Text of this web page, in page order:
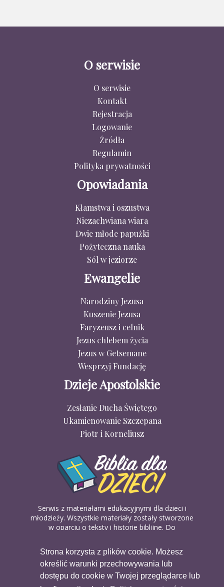
Strona korzysta z plików cookie. Możesz
określić warunki przechowywania lub
dostępu do cookie w Twojej przeglądarce lub
O serwisie
O serwisie
Kontakt
Rejestracja
Logowanie
Źródła
Regulamin
Polityka prywatności
Opowiadania
Kłamstwa i oszustwa
Niezachwiana wiara
Dwie młode papużki
Pożyteczna nauka
Sól w jeziorze
Ewangelie
Narodziny Jezusa
Kuszenie Jezusa
Faryzeusz i celnik
Jezus chlebem życia
Jezus w Getsemane
Wesprzyj Fundację
Dzieje Apostolskie
Zesłanie Ducha Świętego
Ukamienowanie Szczepana
Piotr i Korneliusz
Serwis z materiałami edukacyjnymi dla dzieci i
młodzieży. Wszystkie materiały zostały stworzone
w oparciu o teksty i historie biblijne. Do
biblijnych. Można je pobierać, drukować i
udostępniać bez żadnych opłat. Materiałów
dostępnych na serwisie nie można wykorzystywać
w celach komercyjnych.